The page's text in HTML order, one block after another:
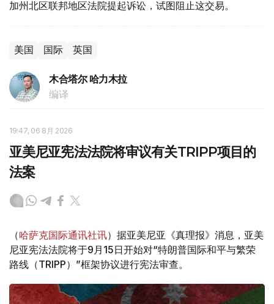
加州北区联邦地区法院提起诉讼，试图阻止这交易。
美国 国际 英国
木合塔尔 哈力木拉
编译
19:47, 06 8月 2026
亚美尼亚宪法法院将审议有关TRIPP项目的
法案
（哈萨克国际通讯社讯）据亚美尼亚《真理报》消息，亚美
尼亚宪法法院将于9月15日开始对“特朗普国际和平与繁荣
路线（TRIPP）”框架协议进行宪法审查。